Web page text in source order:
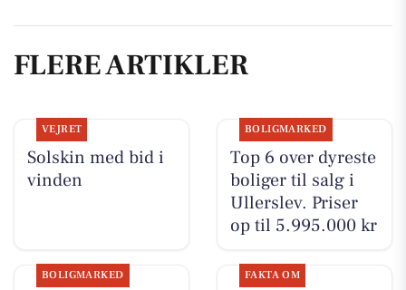
FLERE ARTIKLER
VEJRET
Solskin med bid i
vinden
BOLIGMARKED
Top 6 over dyreste
boliger til salg i
Ullerslev. Priser
op til 5.995.000 kr
BOLIGMARKED FAKTA OM